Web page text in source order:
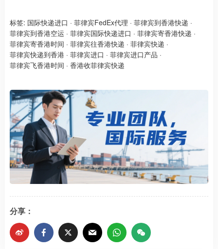
标签: 国际快递进口 · 菲律宾FedEx代理 · 菲律宾到香港快递 ·
菲律宾到香港空运 · 菲律宾国际快递进口 · 菲律宾寄香港快递 ·
菲律宾寄香港时间 · 菲律宾往香港快递 · 菲律宾快递 ·
菲律宾快递到香港 · 菲律宾进口 · 菲律宾进口产品 ·
菲律宾飞香港时间 · 香港收菲律宾快递
分享：